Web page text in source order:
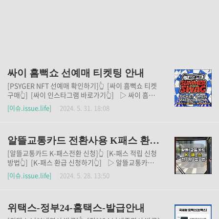
싸이 흠뻑쇼 선예매 티켓팅 안내
[PSYGER NFT 선예매 확인하기]👆️ [싸이 흠뻑쇼 티켓
구매👆️] [싸이 인스타그램 바로가기👆️] ▷ 싸이 흠뻑
쇼 선예매 정보와 티켓팅 예약일정, 방법까지 알아보고
가세요. ✔ 싸이 흠뻑쇼는 현재 대학교 축제 이후 많은
즐겨보세요. 위에서 선예매 정보와 티켓팅 예약일정,
방법을 확인해 보세요.
[이슈.issue.life] 2024. 5. 31. 18:08
알뜰교통카드 전환사용 K패스 환급신청
[알뜰교통카드 K-패스전환 신청]👆️ [K-패스 적립 신청
방법👆️] [K-패스 환급 신청하기👆️] ▷ 알뜰교통카드
를 K-패스로 전환하는 방법을 확인해 보세요.✔ K-패스
는 대중교통을 이용할 때 최대 53%까지 적립할 수 있
요. 위에서 알뜰교통카드를 K패스로 전환하는 방법과
[이슈.issue.life] 2024. 5. 28. 13:50
위택스-정부24-홈택스-발급안내